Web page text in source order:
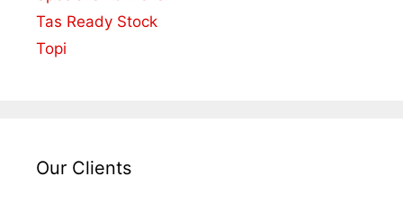
Tas Ready Stock
Topi
Our Clients